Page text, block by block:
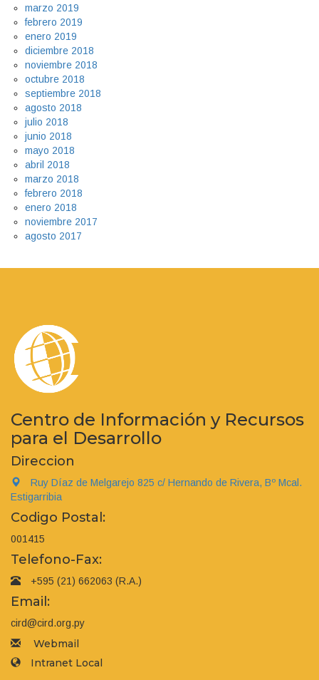
marzo 2019
febrero 2019
enero 2019
diciembre 2018
noviembre 2018
octubre 2018
septiembre 2018
agosto 2018
julio 2018
junio 2018
mayo 2018
abril 2018
marzo 2018
febrero 2018
enero 2018
noviembre 2017
agosto 2017
Centro de Información y Recursos
para el Desarrollo
Direccion
Ruy Díaz de Melgarejo 825 c/ Hernando de Rivera, Bº Mcal.
Estigarribia
Codigo Postal:
001415
Telefono-Fax:
+595 (21) 662063 (R.A.)
Email:
cird@cird.org.py
Webmail
Intranet Local